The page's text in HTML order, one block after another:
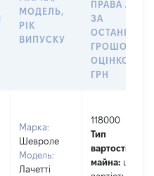
МОДЕЛЬ,
РІК
ВИПУСКУ
ПРАВА АБО
ЗА
ГРОШОВОЮ
ОЦІНКОЮ,
ГРН
Марка:
Шевроле
Модель:
Лачетті
118000
Тип
вартості
майна: це